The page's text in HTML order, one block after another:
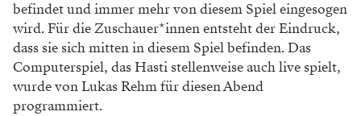
befindet und immer mehr von diesem Spiel eingesogen
wird. Für die Zuschauer*innen entsteht der Eindruck,
dass sie sich mitten in diesem Spiel befinden. Das
Computerspiel, das Hasti stellenweise auch live spielt,
wurde von Lukas Rehm für diesen Abend
programmiert.